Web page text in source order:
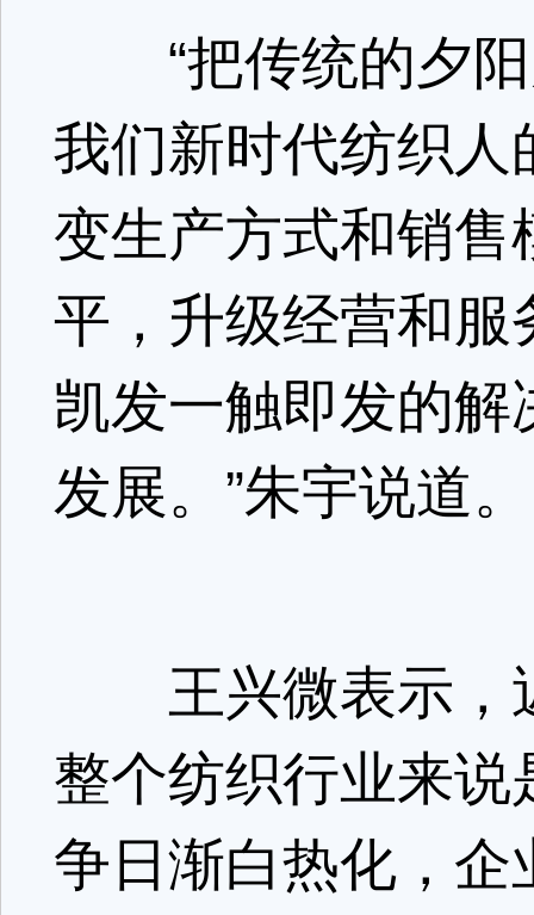
“把传统的夕阳
我们新时代纺织
变生产方式和销
平，升级经营和
凯发一触即发的
发展。”朱宇说道。
王兴微表示，
整个纺织行业来
争日渐白热化，